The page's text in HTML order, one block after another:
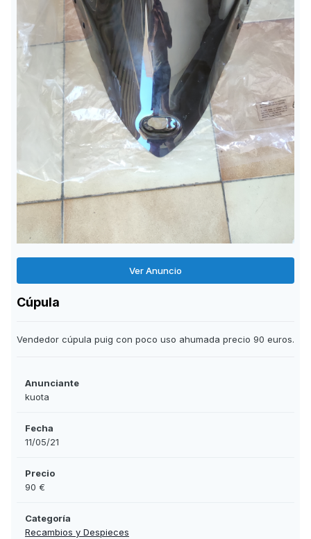
Ver Anuncio
Cúpula
Vendedor cúpula puig con poco uso ahumada precio 90 euros.
Anunciante
kuota
Fecha
11/05/21
Precio
90 €
Categoría
Recambios y Despieces